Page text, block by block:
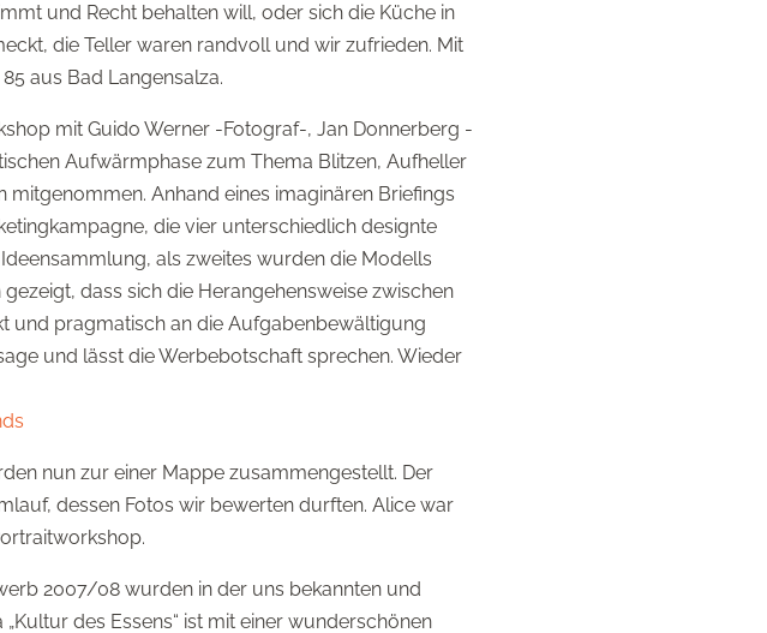
und Recht behalten will, oder sich die Küche in
die Teller waren randvoll und wir zufrieden. Mit
aus Bad Langensalza.
mit Guido Werner -Fotograf-, Jan Donnerberg -
Aufwärmphase zum Thema Blitzen, Aufheller
Anhand eines imaginären Briefings
die vier unterschiedlich designte
als zweites wurden die Modells
dass sich die Herangehensweise zwischen
und pragmatisch an die Aufgabenbewältigung
und lässt die Werbebotschaft sprechen. Wieder
nun zur einer Mappe zusammengestellt. Der
dessen Fotos wir bewerten durften. Alice war
2007/08 wurden in der uns bekannten und
des Essens“ ist mit einer wunderschönen